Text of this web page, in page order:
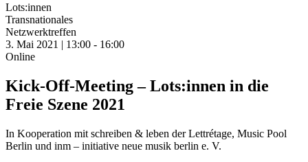
Lots:innen
Transnationales
Netzwerktreffen
3. Mai 2021 | 13:00 - 16:00
Online
Kick-Off-Meeting – Lots:innen in die
Freie Szene 2021
In Kooperation mit schreiben & leben der Lettrétage, Music Pool
Berlin und inm – initiative neue musik berlin e. V.